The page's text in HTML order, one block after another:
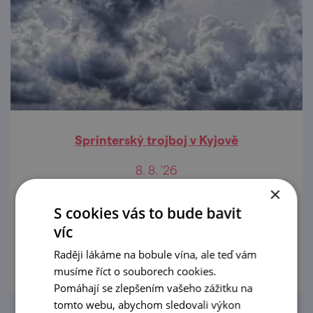
Sprinterský trojboj v Kyjově
8. 8. '26
závodů na Městský stadion v Kyjově.
prohlédnout
×
S cookies vás to bude bavit
víc
Raději lákáme na bobule vína, ale teď vám
musíme říct o souborech cookies.
Pomáhají se zlepšením vašeho zážitku na
tomto webu, abychom sledovali výkon